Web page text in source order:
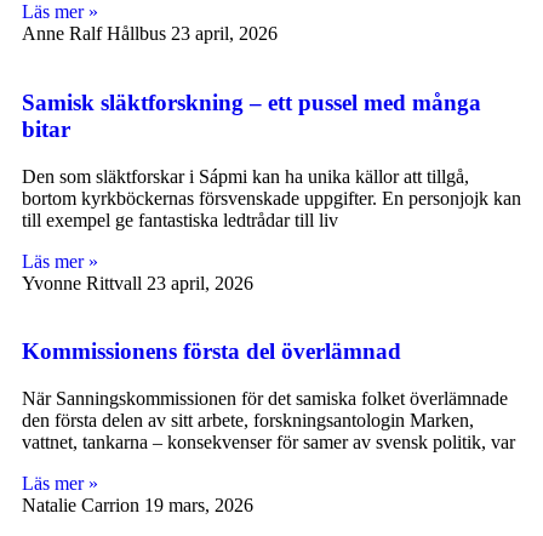
Läs mer »
Anne Ralf Hållbus 23 april, 2026
Samisk släktforskning – ett pussel med många
bitar
Den som släktforskar i Sápmi kan ha unika källor att tillgå,
bortom kyrkböckernas försvenskade uppgifter. En personjojk kan
till exempel ge fantastiska ledtrådar till liv
Läs mer »
Yvonne Rittvall 23 april, 2026
Kommissionens första del överlämnad
När Sanningskommissionen för det samiska folket överlämnade
den första delen av sitt arbete, forskningsantologin Marken,
vattnet, tankarna – konsekvenser för samer av svensk politik, var
Läs mer »
Natalie Carrion 19 mars, 2026